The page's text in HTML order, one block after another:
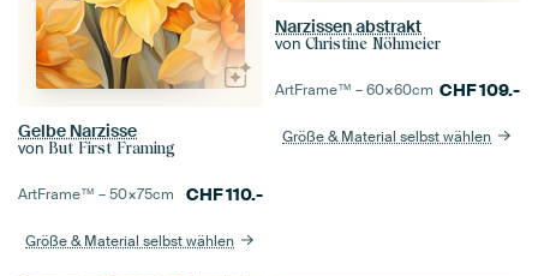
Gelbe Narzisse
von But First Framing
ArtFrame™ –50×75cm CHF110.-
Größe & Material selbst wählen
Narzissen abstrakt
von Christine Nöhmeier
ArtFrame™ –60×60cm CHF109.-
Größe & Material selbst wählen